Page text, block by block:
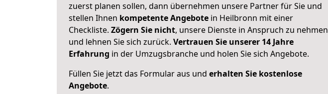
zuerst planen sollen, dann übernehmen unsere Partner für Sie und
stellen Ihnen kompetente Angebote in Heilbronn mit einer
Checkliste. Zögern Sie nicht, unsere Dienste in Anspruch zu nehmen
und lehnen Sie sich zurück. Vertrauen Sie unserer 14 Jahre
Erfahrung in der Umzugsbranche und holen Sie sich Angebote.
Füllen Sie jetzt das Formular aus und erhalten Sie kostenlose
Angebote.